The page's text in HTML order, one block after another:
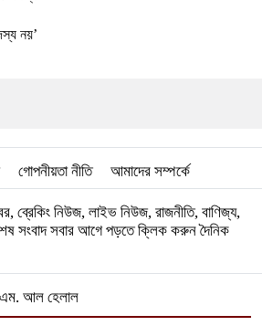
নয়’
গোপনীয়তা নীতি আমাদের সম্পর্কে
ব্রেকিং নিউজ, লাইভ নিউজ, রাজনীতি, বাণিজ্য,
সংবাদ সবার আগে পড়তে ক্লিক করুন দৈনিক
আল হেলাল